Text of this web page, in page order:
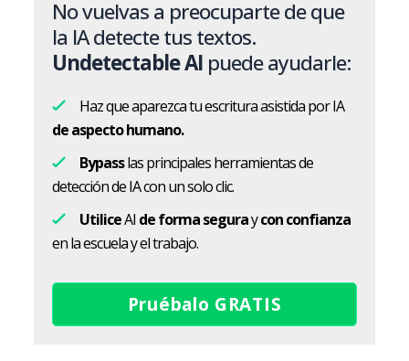
No vuelvas a preocuparte de que
la IA detecte tus textos.
Undetectable AI puede ayudarle:
Haz que aparezca tu escritura asistida por IA
de aspecto humano.
Bypasslas principales herramientas de
detección de IA con un solo clic.
UtiliceAI de forma seguraycon confianza
en la escuela y el trabajo.
Pruébalo GRATIS